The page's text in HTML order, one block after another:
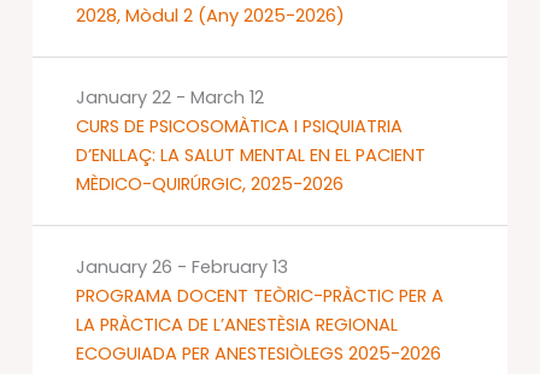
2028, Mòdul 2 (Any 2025-2026)
CURS DE PSICOSOMÀTICA I PSIQUIATRIA
D’ENLLAÇ: LA SALUT MENTAL EN EL PACIENT
MÈDICO-QUIRÚRGIC, 2025-2026
January 22- March 12
PROGRAMA DOCENT TEÒRIC-PRÀCTIC PER A
LA PRÀCTICA DE L’ANESTÈSIA REGIONAL
ECOGUIADA PER ANESTESIÒLEGS 2025-2026
January 26 - February 13